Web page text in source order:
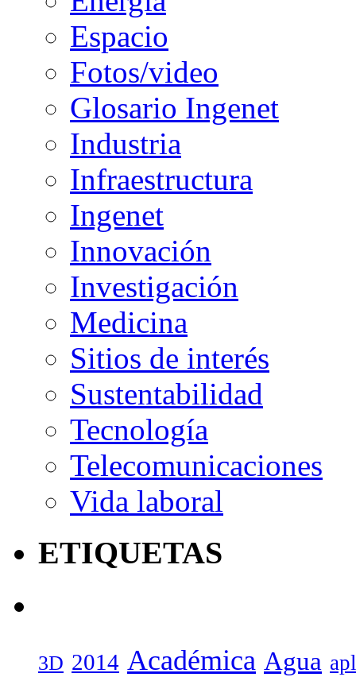
Espacio
Fotos/video
Glosario Ingenet
Industria
Infraestructura
Ingenet
Innovación
Investigación
Medicina
Sitios de interés
Sustentabilidad
Tecnología
Telecomunicaciones
Vida laboral
ETIQUETAS
3D 2014 Académica Agua